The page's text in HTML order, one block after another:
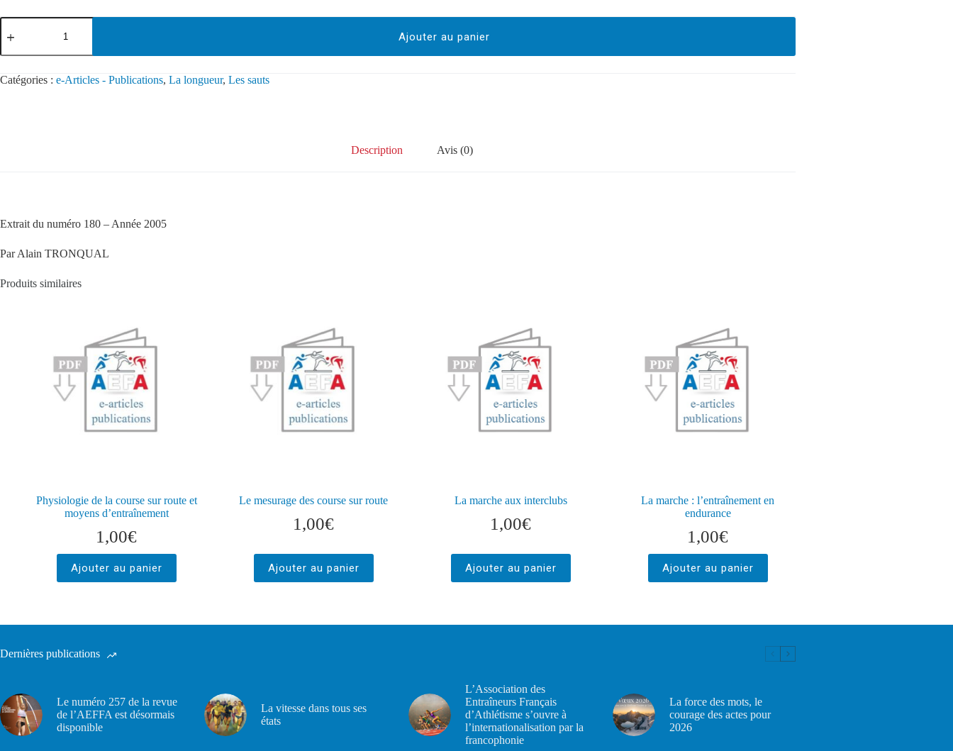
Ajouter au panier
Catégories : e-Articles - Publications, La longueur, Les sauts
Description Avis (0)
Extrait du numéro 180 – Année 2005
Par Alain TRONQUAL
Produits similaires
Physiologie de la course sur route et
moyens d’entraînement
1,00€
Ajouter au panier
Le mesurage des course sur route
1,00€
Ajouter au panier
La marche aux interclubs
1,00€
Ajouter au panier
La marche : l’entraînement en
endurance
1,00€
Ajouter au panier
Dernières publications
Le numéro 257 de la revue
de l’AEFFA est désormais
disponible
La vitesse dans tous ses
états
L’Association des
Entraîneurs Français
d’Athlétisme s’ouvre à
l’internationalisation par la
francophonie
La force des mots, le
courage des actes pour
2026